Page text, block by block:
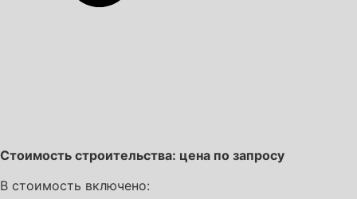
Стоимость строительства: цена по запросу
В стоимость включено: